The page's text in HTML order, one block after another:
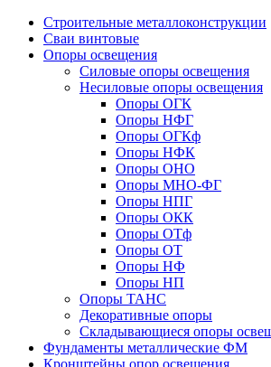
Строительные металлоконструкции
Сваи винтовые
Опоры освещения
Силовые опоры освещения
Несиловые опоры освещения
Опоры ОГК
Опоры НФГ
Опоры ОГКф
Опоры НФК
Опоры ОНО
Опоры МНО-ФГ
Опоры НПГ
Опоры ОКК
Опоры ОТф
Опоры ОТ
Опоры НФ
Опоры НП
Опоры ТАНС
Декоративные опоры
Складывающиеся опоры
Фундаменты металлические ФМ
Кронштейны опор освещения